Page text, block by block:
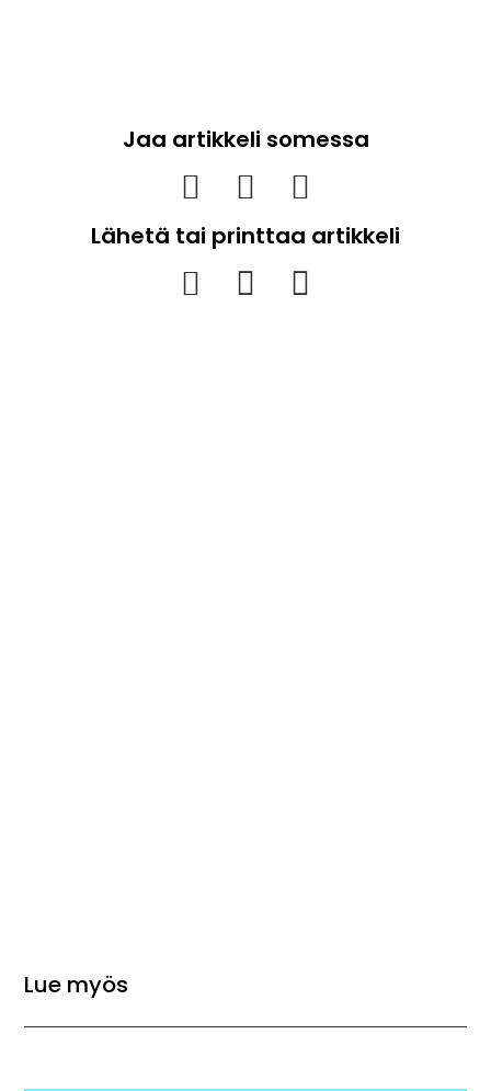
Jaa artikkeli somessa
Lähetä tai printtaa artikkeli
Lue myös